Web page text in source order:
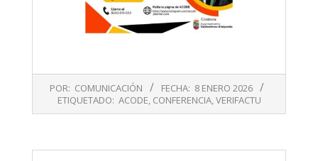
08
POR: COMUNICACIÓN FECHA: 8 ENERO 2026
ETIQUETADO: ACODE, CONFERENCIA,VERIFACTU